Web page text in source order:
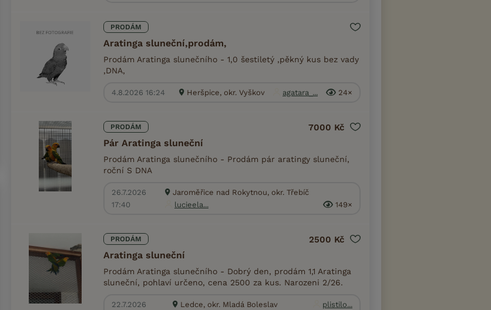
PRODÁM
Aratinga sluneční,prodám,
Prodám Aratinga slunečního - 1,0 šestiletý ,pěkný kus bez vady
,DNA,
4.8.2026 16:24 Heršpice, okr. Vyškov agatara_... 24×
PRODÁM
Pár Aratinga sluneční
7000 Kč
Prodám Aratinga slunečního - Prodám pár aratingy sluneční,
roční S DNA
26.7.2026
17:40
Jaroměřice nad Rokytnou, okr. Třebíč
lucieela...
149×
PRODÁM
Aratinga sluneční
2500 Kč
Prodám Aratinga slunečního - Dobrý den, prodám 1,1 Aratinga
sluneční, pohlaví určeno, cena 2500 za kus. Narozeni 2/26.
22.7.2026
Ledce, okr. Mladá Boleslav
plistilo...